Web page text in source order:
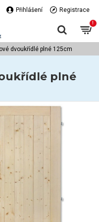
Přihlášení Registrace
!
dvoukřídlé plné 125cm
plné